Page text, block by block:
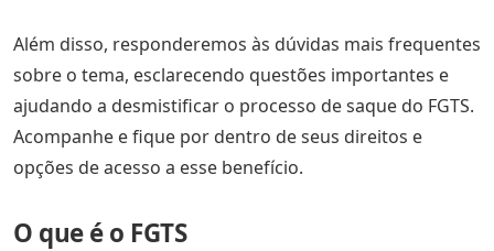
Além disso, responderemos às dúvidas mais frequentes
sobre o tema, esclarecendo questões importantes e
ajudando a desmistificar o processo de saque do FGTS.
Acompanhe e fique por dentro de seus direitos e
opções de acesso a esse benefício.
O que é o FGTS